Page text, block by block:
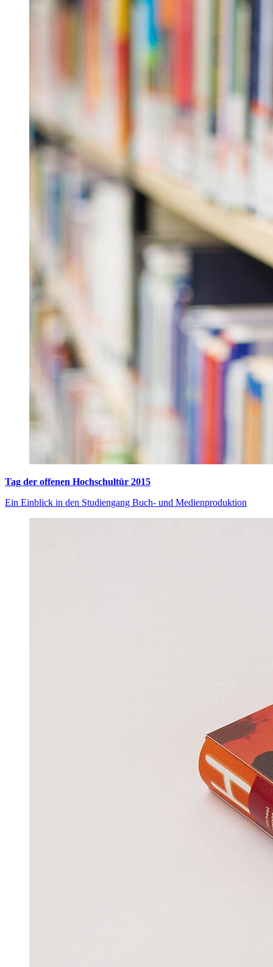
Tag der offenen Hochschultür 2015
Ein Einblick in den Studiengang Buch- und Medienproduktion